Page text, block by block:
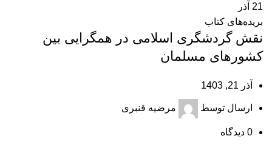
21 آذر
بریده‌های کتاب
نقش گردشگری اسلامی در همگرایی بین
کشورهای مسلمان
آذر 21, 1403
ارسال توسط مرضیه قنبری
0 دیدگاه